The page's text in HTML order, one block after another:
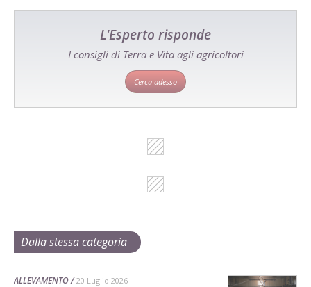
L'Esperto risponde
I consigli di Terra e Vita agli agricoltori
Cerca adesso
Dalla stessa categoria
ALLEVAMENTO 20 Luglio 2026